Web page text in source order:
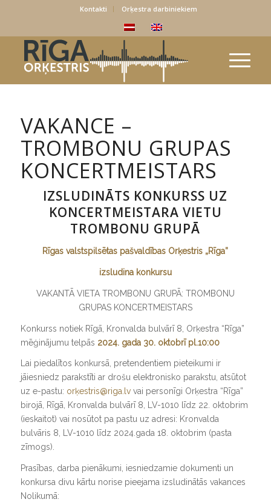
Kontakti Orķestra darbiniekiem
VAKANCE –
TROMBONU GRUPAS
KONCERTMEISTARS
IZSLUDINĀTS KONKURSS UZ
KONCERTMEISTARA VIETU
TROMBONU GRUPĀ
Rīgas valstspilsētas pašvaldības Orķestris „Rīga”
izsludina konkursu
VAKANTĀ VIETA TROMBONU GRUPĀ: TROMBONU
GRUPAS KONCERTMEISTARS
Konkurss notiek Rīgā, Kronvalda bulvārī 8, Orķestra “Rīga”
mēģinājumu telpās 2024. gada 30. oktobrī pl.10:00
Lai piedalītos konkursā, pretendentiem pieteikumi ir
jāiesniedz parakstīti ar drošu elektronisko parakstu, atsūtot
uz e-pastu: orķestris@riga.lvvai personīgi Orķestra “Rīga”
birojā, Rīgā, Kronvalda bulvārī 8, LV-1010 līdz 22. oktobrim
(ieskaitot) vai nosūtot pa pastu uz adresi: Kronvalda
bulvāris 8, LV-1010 līdz 2024.gada 18. oktobrim (pasta
zīmogs).
Prasības, darba pienākumi, iesniedzamie dokumenti un
konkursa divu kārtu norise pieejama izsludinātās vakances
Nolikumā: